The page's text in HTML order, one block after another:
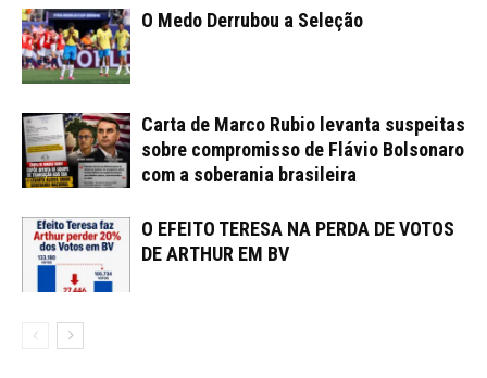
O Medo Derrubou a Seleção
Carta de Marco Rubio levanta suspeitas
sobre compromisso de Flávio Bolsonaro
com a soberania brasileira
O EFEITO TERESA NA PERDA DE VOTOS
DE ARTHUR EM BV